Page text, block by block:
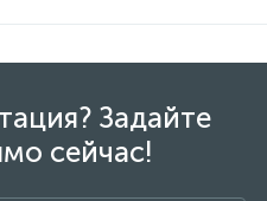
Задайте
сейчас!